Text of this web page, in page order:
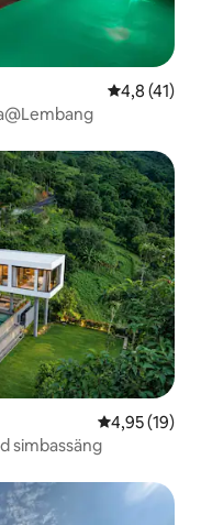
4,8 av 5 i
4,8 (41)
4,95 av 5 i
4,95 (19)
simbassäng